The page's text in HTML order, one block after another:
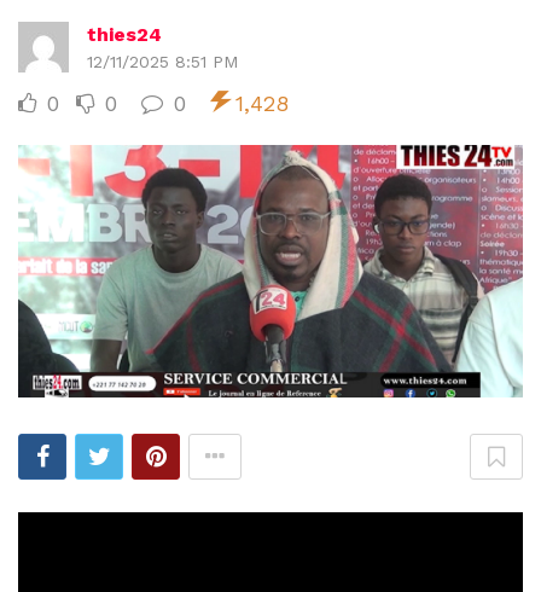
thies24
12/11/2025 8:51 PM
0 0 0 1,428